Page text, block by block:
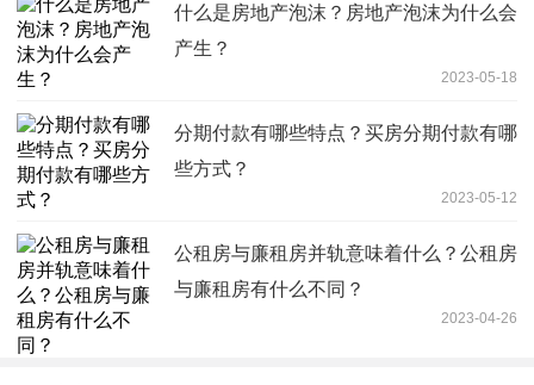
什么是房地产泡沫？房地产泡沫为什么会
产生？
2023-05-18
分期付款有哪些特点？买房分期付款有哪
些方式？
2023-05-12
公租房与廉租房并轨意味着什么？公租房
与廉租房有什么不同？
2023-04-26